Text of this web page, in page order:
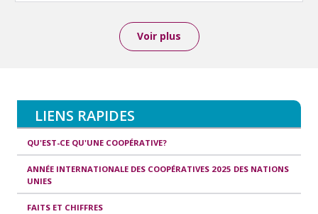
Voir plus
LIENS RAPIDES
QU'EST-CE QU'UNE COOPÉRATIVE?
ANNÉE INTERNATIONALE DES COOPÉRATIVES 2025 DES NATIONS
UNIES
FAITS ET CHIFFRES